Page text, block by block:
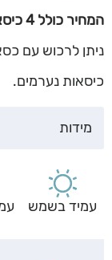
המחיר כולל 4 כיסאות אלומיניום דגם אגם בשילוב טקסטילן.
ניתן לרכוש עם
כיסאות נערמים.
מידות
עמיד בשמש